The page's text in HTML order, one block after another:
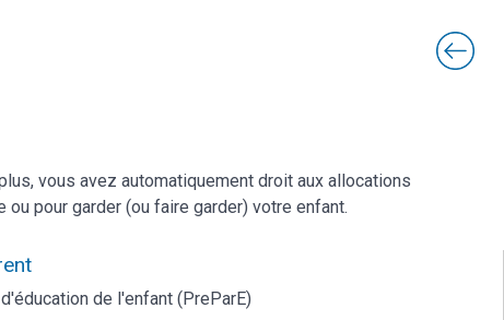
vous avez automatiquement droit aux allocations
pour garder (ou faire garder) votre enfant.
de l'enfant (PreParE)